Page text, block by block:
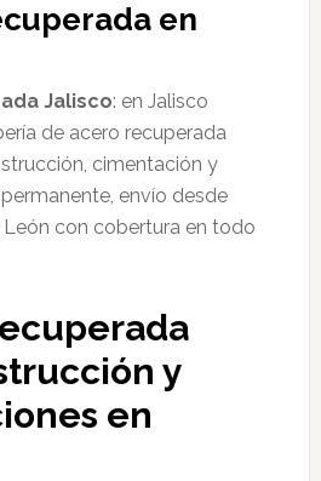
en
Jalisco: en Jalisco
de acero recuperada
cimentación y
envío desde
con cobertura en todo
y
en